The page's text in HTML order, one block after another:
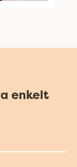
enkelt